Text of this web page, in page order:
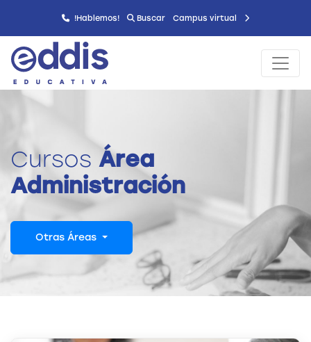
!Hablemos! Buscar Campus virtual
Cursos Área
Administración
Otras Áreas